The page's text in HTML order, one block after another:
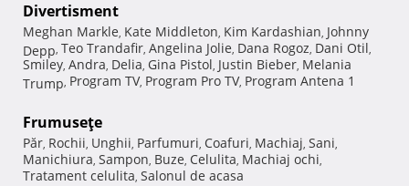
Divertisment
Meghan Markle, Kate Middleton, Kim Kardashian, Johnny
Depp, Teo Trandafir, Angelina Jolie, Dana Rogoz, Dani Otil,
Smiley, Andra, Delia, Gina Pistol, Justin Bieber, Melania
Trump, Program TV, Program Pro TV, Program Antena 1
Frumuseţe
Păr, Rochii, Unghii, Parfumuri, Coafuri, Machiaj, Sani,
Manichiura, Sampon, Buze, Celulita, Machiaj ochi,
Tratament celulita, Salonul de acasa